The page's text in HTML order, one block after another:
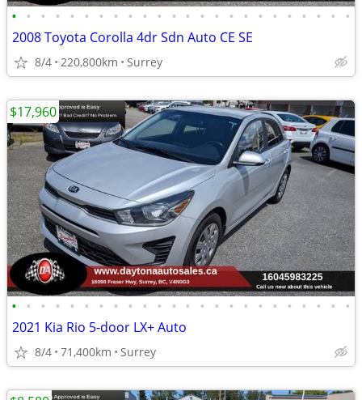
• • • • • • • • • • • • • • • • • • • • • • • •
2008 Toyota Corolla 4dr Sdn Auto CE SE
8/4 220,800km Surrey
• • • • • • • • • • • • • • • • • • • • • • • •
2021 Kia Rio 5-door LX+ Auto
8/4 71,400km Surrey
$17,960